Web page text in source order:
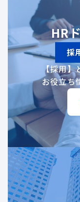
HR
採
【採用
お役立ち